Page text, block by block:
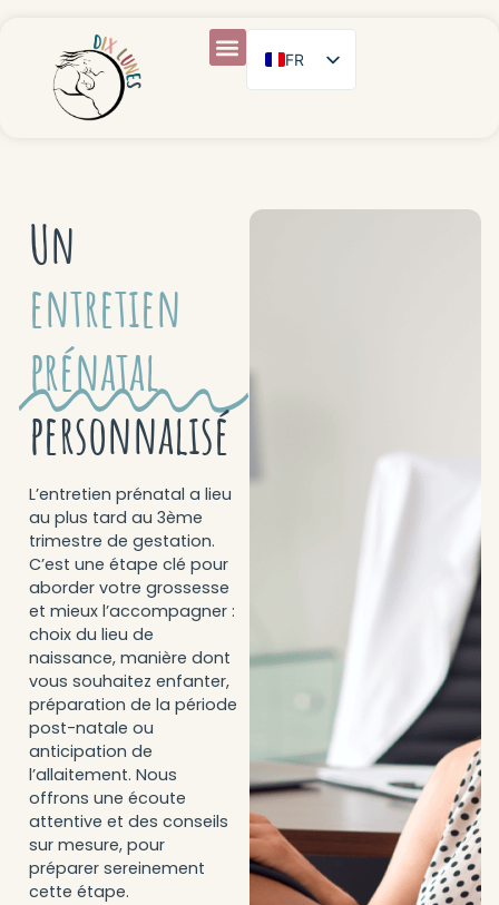
FR
Un
entretien
prénatal
personnalisé
L’entretien prénatal a lieu
au plus tard au 3ème
trimestre de gestation.
C’est une étape clé pour
aborder votre grossesse
et mieux l’accompagner :
choix du lieu de
naissance, manière dont
vous souhaitez enfanter,
préparation de la période
post-natale ou
anticipation de
l’allaitement. Nous
offrons une écoute
attentive et des conseils
sur mesure, pour
préparer sereinement
cette étape.